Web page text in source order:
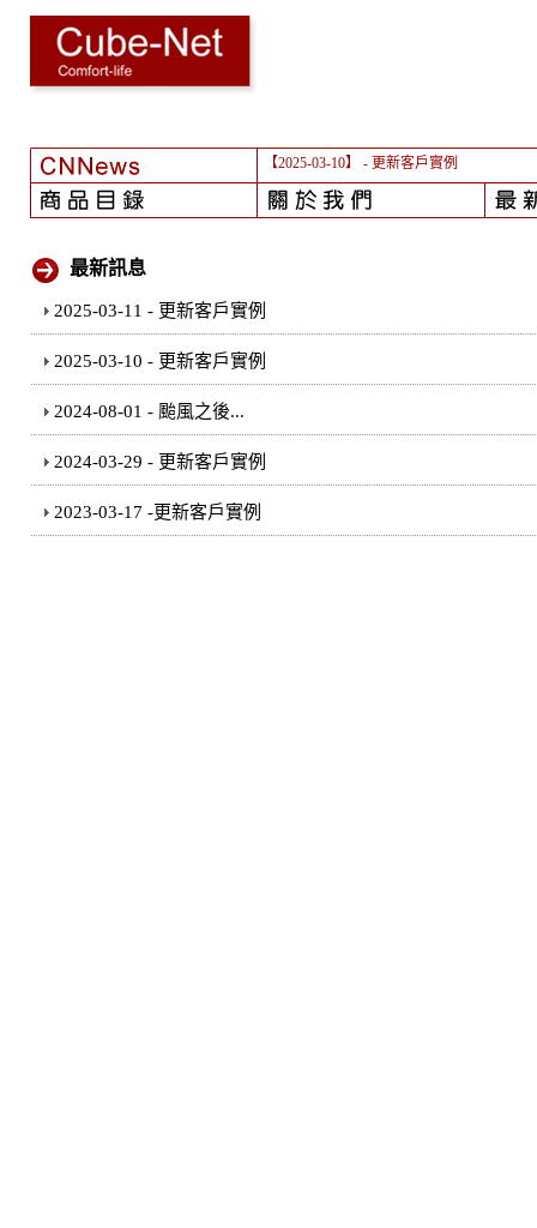
【2025-03-10】 - 更新客戶實例
最新訊息
2025-03-11 - 更新客戶實例
2025-03-10 - 更新客戶實例
2024-08-01 - 颱風之後...
2024-03-29 - 更新客戶實例
2023-03-17 -更新客戶實例